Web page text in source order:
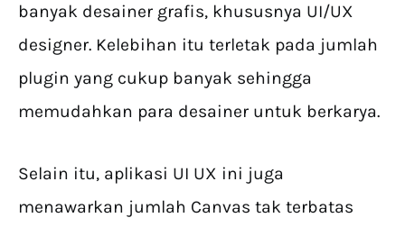
banyak desainer grafis, khususnya UI/UX
designer. Kelebihan itu terletak pada jumlah
plugin yang cukup banyak sehingga
memudahkan para desainer untuk berkarya.
Selain itu, aplikasi UI UX ini juga
menawarkan jumlah Canvas tak terbatas